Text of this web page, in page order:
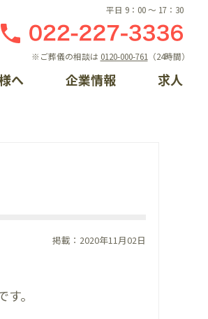
平日 9：00 〜 17：30
※ご葬儀の相談は 0120-000-761 （24時間）
へ 企業情報 求人
掲載：2020年11月02日
。